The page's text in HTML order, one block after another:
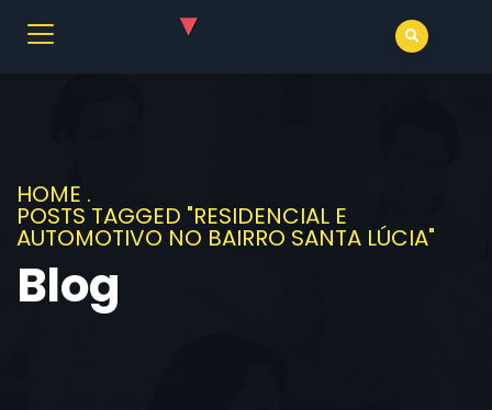
HOME .
POSTS TAGGED "RESIDENCIAL E
AUTOMOTIVO NO BAIRRO SANTA LÚCIA"
Blog